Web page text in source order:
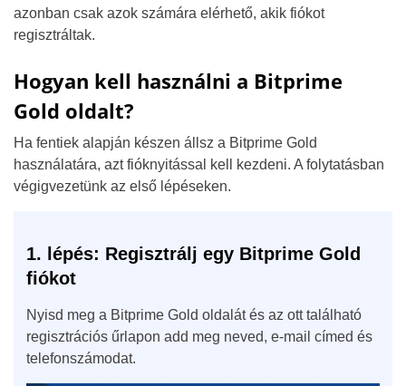
azonban csak azok számára elérhető, akik fiókot
regisztráltak.
Hogyan kell használni a Bitprime
Gold oldalt?
Ha fentiek alapján készen állsz a Bitprime Gold
használatára, azt fióknyitással kell kezdeni. A folytatásban
végigvezetünk az első lépéseken.
1. lépés: Regisztrálj egy Bitprime Gold
fiókot
Nyisd meg a Bitprime Gold oldalát és az ott található
regisztrációs űrlapon add meg neved, e-mail címed és
telefonszámodat.